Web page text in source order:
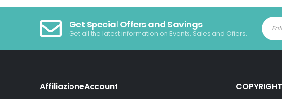
Get Special Offers and Savings
Get all the latest information on Events, Sales and Offers.
AffiliazioneAccount COPYRIGHT